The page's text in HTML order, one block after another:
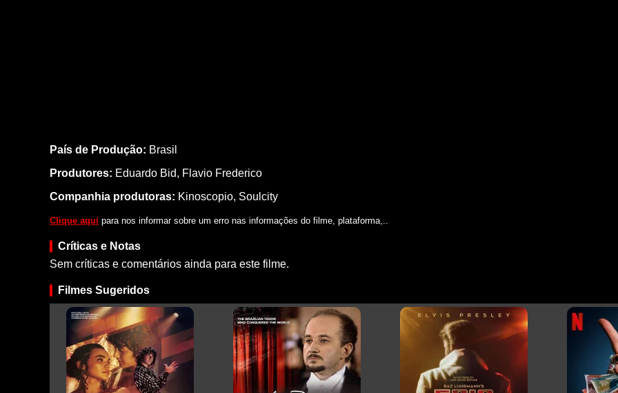
País de Produção: Brasil
Produtores: Eduardo Bid, Flavio Frederico
Companhia produtoras: Kinoscopio, Soulcity
Clique aqui para nos informar sobre um erro nas informações do filme, plataforma,..
Críticas e Notas
Sem críticas e comentários ainda para este filme.
Filmes Sugeridos